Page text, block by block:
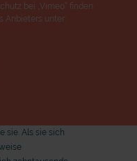
bei „Vimeo“ finden
Anbieters unter:
sie. Als sie sich